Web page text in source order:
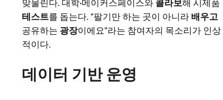
맞물린다. 대학·메이커스페이스와 콜라보해 시제품
테스트를 돕는다. "팔기만 하는 곳이 아니라 배우고
공유하는 광장이에요"라는 참여자의 목소리가 인상
적이다.
데이터 기반 운영